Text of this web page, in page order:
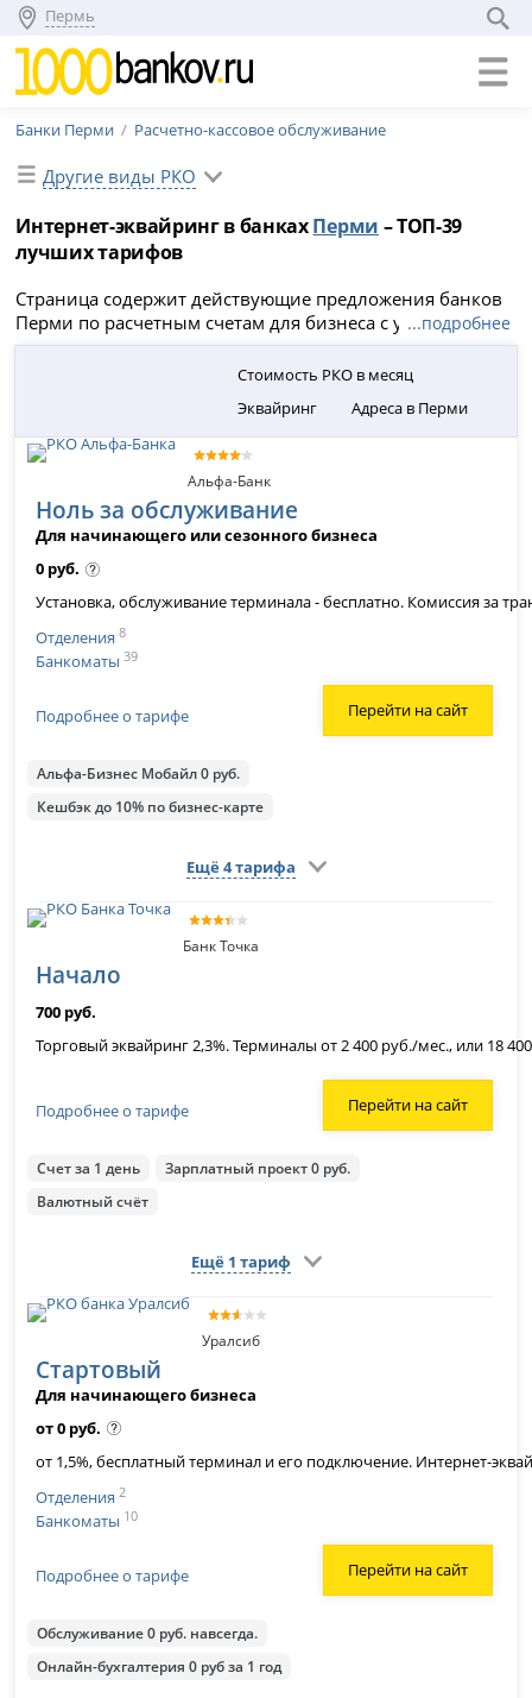
Пермь
Банки Перми Расчетно-кассовое обслуживание
Другие виды РКО
Интернет-эквайринг в банкахПерми – ТОП-39
лучших тарифов
Страница содержит действующие предложения банков
Перми по расчетным счетам для бизнеса с услугой
интернет-эквайринга. Сравните условия тарифов 2026
года и найдите выгодный вариант РКО с интернет-
...подробнее
Стоимость РКО в месяц
Эквайринг
Адреса в Перми
Альфа-Банк
Ноль за обслуживание
Для начинающего или сезонного бизнеса
0 руб.
Установка, обслуживание терминала - бесплатно. Комиссия за
Отделения8
Банкоматы39
Подробнее о тарифе Перейти на сайт
Альфа-Бизнес Мобайл 0 руб.
Кешбэк до 10% по бизнес-карте
Ещё 4 тарифа
Банк Точка
Начало
700 руб.
Торговый эквайринг 2,3%. Терминалы от 2 400 руб./мес., или 18
Подробнее о тарифе Перейти на сайт
Счет за 1 день
Зарплатный проект 0 руб.
Валютный счёт
Ещё 1 тариф
Уралсиб
Стартовый
Для начинающего бизнеса
от 0 руб.
от 1,5%, бесплатный терминал и его подключение. Интернет-
Отделения2
Банкоматы 10
Подробнее о тарифе Перейти на сайт
Обслуживание 0 руб. навсегда.
Онлайн-бухгалтерия 0 руб за 1 год